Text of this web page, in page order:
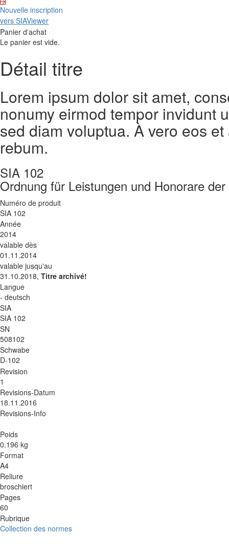
Nouvelle inscription
vers SIAViewer
Panier d'achat
Le panier est vide.
Détail titre
Lorem ipsum dolor sit amet,
nonumy eirmod tempor invidunt
sed diam voluptua. À vero eos
rebum.
SIA 102
Ordnung für Leistungen und Honorare
Numéro de produit
SIA 102
Année
2014
valable dès
01.11.2014
valable jusqu'au
31.10.2018, Titre archivé!
Langue
- deutsch
SIA
SIA 102
SN
508102
Schwabe
D-102
Revision
1
Revisions-Datum
18.11.2016
Revisions-Info
Poids
0.196 kg
Format
A4
Reliure
broschiert
Pages
60
Rubrique
Collection des normes